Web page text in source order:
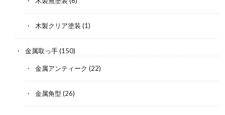
木製クリア塗装 (1)
金属取っ手(150)
金属アンティーク (22)
金属角型 (26)